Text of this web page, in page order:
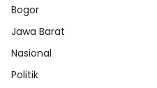
Bogor
Jawa Barat
Nasional
Politik